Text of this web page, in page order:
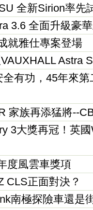
全新Sirion率先
3.6 全面升級豪
就雅仕專案登場
Astra
有功，45年來
家族再添猛將--
3大獎再冠！英
度風雲車獎項
CLS正面對決？
南極探險車還是